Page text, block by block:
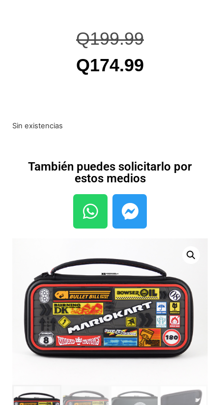
Q199.99
Q174.99
Sin existencias
También puedes solicitarlo por
estos medios